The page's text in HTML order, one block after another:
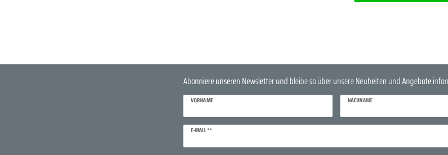
Abonniere unseren Newsletter und bleibe so über unsere Neuheiten und Angebote
VORNAME NACHNAME
E-MAIL **
Newsletter
Honig